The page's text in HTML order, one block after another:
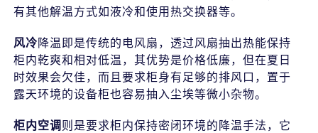
联系我们
下载
有其他解温方式如液冷和使用热交换器等。
风冷 降温即是传统的电风扇，透过风扇抽出热能保持
柜内乾爽和相对低温，其优势是价格低廉，但在夏日
时效果会欠佳，而且要求柜身有足够的排风口，置于
露天环境的设备柜也容易抽入尘埃等微小杂物。
柜内空调 则是要求柜内保持密闭环境的降温手法，它